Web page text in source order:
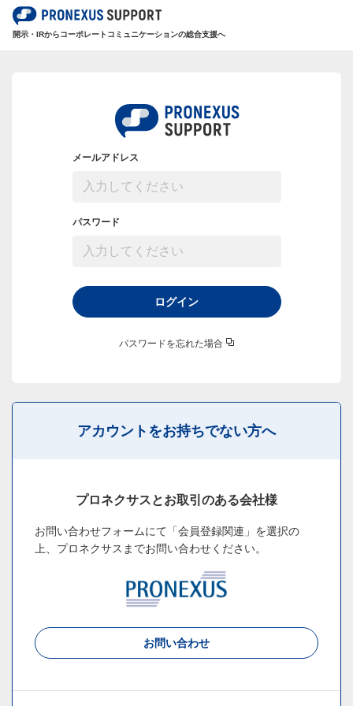
開示・IRからコーポレートコミュニケーションの総合支援へ
メールアドレス
パスワード
ログイン
パスワードを忘れた場合
アカウントをお持ちでない方へ
プロネクサスとお取引のある会社様
お問い合わせフォームにて「会員登録関連」を選択の
上、 プロネクサスまでお問い合わせください。
お問い合わせ